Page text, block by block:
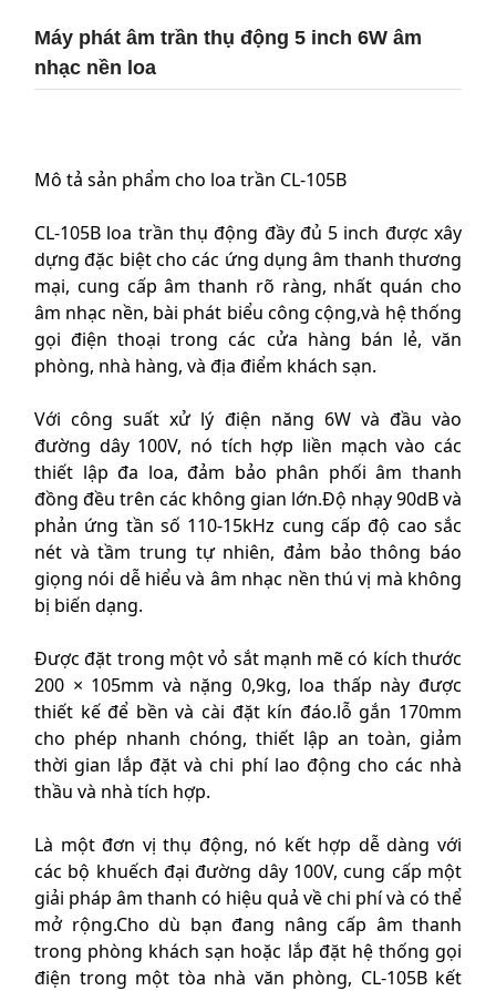
Máy phát âm trần thụ động 5 inch 6W âm
nhạc nền loa
Mô tả sản phẩm cho loa trần CL-105B
CL-105B loa trần thụ động đầy đủ 5 inch được xây
dựng đặc biệt cho các ứng dụng âm thanh thương
mại, cung cấp âm thanh rõ ràng, nhất quán cho
âm nhạc nền, bài phát biểu công cộng,và hệ thống
gọi điện thoại trong các cửa hàng bán lẻ, văn
phòng, nhà hàng, và địa điểm khách sạn.
Với công suất xử lý điện năng 6W và đầu vào
đường dây 100V, nó tích hợp liền mạch vào các
thiết lập đa loa, đảm bảo phân phối âm thanh
đồng đều trên các không gian lớn.Độ nhạy 90dB và
phản ứng tần số 110-15kHz cung cấp độ cao sắc
nét và tầm trung tự nhiên, đảm bảo thông báo
giọng nói dễ hiểu và âm nhạc nền thú vị mà không
bị biến dạng.
Được đặt trong một vỏ sắt mạnh mẽ có kích thước
200 × 105mm và nặng 0,9kg, loa thấp này được
thiết kế để bền và cài đặt kín đáo.lỗ gắn 170mm
cho phép nhanh chóng, thiết lập an toàn, giảm
thời gian lắp đặt và chi phí lao động cho các nhà
thầu và nhà tích hợp.
Là một đơn vị thụ động, nó kết hợp dễ dàng với
các bộ khuếch đại đường dây 100V, cung cấp một
giải pháp âm thanh có hiệu quả về chi phí và có thể
mở rộng.Cho dù bạn đang nâng cấp âm thanh
trong phòng khách sạn hoặc lắp đặt hệ thống gọi
điện trong một tòa nhà văn phòng, CL-105B kết